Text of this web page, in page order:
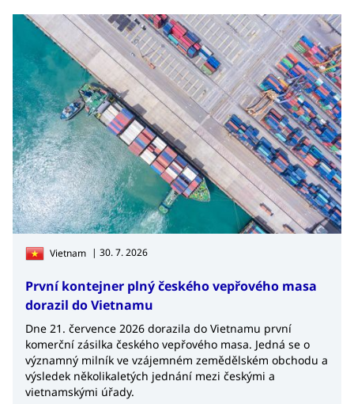
Vietnam | 30. 7. 2026
První kontejner plný českého vepřového masa
dorazil do Vietnamu
Dne 21. července 2026 dorazila do Vietnamu první
komerční zásilka českého vepřového masa. Jedná se o
významný milník ve vzájemném zemědělském obchodu a
výsledek několikaletých jednání mezi českými a
vietnamskými úřady.